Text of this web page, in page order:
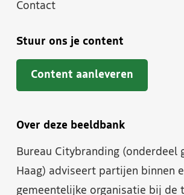
Contact
Stuur ons je content
Content aanleveren
Over deze beeldbank
Bureau Citybranding (onderdeel
Haag) adviseert partijen binnen
gemeentelijke organisatie bij de